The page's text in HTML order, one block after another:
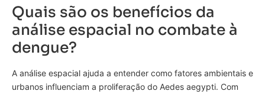
Quais são os benefícios da
análise espacial no combate à
dengue?
A análise espacial ajuda a entender como fatores ambientais e
urbanos influenciam a proliferação do Aedes aegypti. Com